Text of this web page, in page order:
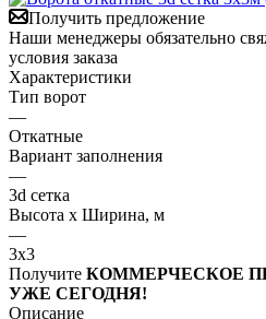
Получить предложение
Наши менеджеры обязательно
условия заказа
Характеристики
Тип ворот
—
Откатные
Вариант заполнения
—
3d сетка
Высота х Ширина, м
—
3х3
Получите КОММЕРЧЕСКОЕ
УЖЕ СЕГОДНЯ!
Описание